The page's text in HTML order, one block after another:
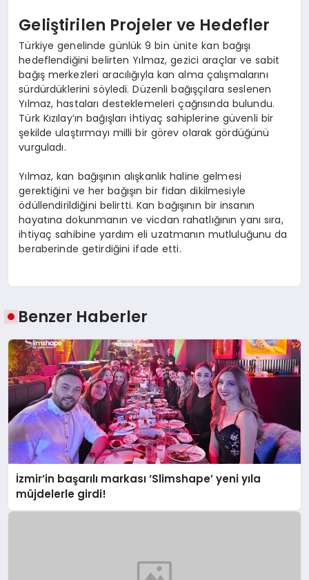
Geliştirilen Projeler ve Hedefler
Türkiye genelinde günlük 9 bin ünite kan bağışı
hedeflendiğini belirten Yılmaz, gezici araçlar ve sabit
bağış merkezleri aracılığıyla kan alma çalışmalarını
sürdürdüklerini söyledi. Düzenli bağışçılara seslenen
Yılmaz, hastaları desteklemeleri çağrısında bulundu.
Türk Kızılay’ın bağışları ihtiyaç sahiplerine güvenli bir
şekilde ulaştırmayı milli bir görev olarak gördüğünü
vurguladı.
Yılmaz, kan bağışının alışkanlık haline gelmesi
gerektiğini ve her bağışın bir fidan dikilmesiyle
ödüllendirildiğini belirtti. Kan bağışının bir insanın
hayatına dokunmanın ve vicdan rahatlığının yanı sıra,
ihtiyaç sahibine yardım eli uzatmanın mutluluğunu da
beraberinde getirdiğini ifade etti.
Benzer Haberler
İzmir’in başarılı markası ‘Slimshape’ yeni yıla
müjdelerle girdi!